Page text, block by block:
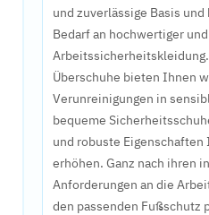
und zuverlässige Basis
Bedarf an hochwertiger
Überschuhe bieten Ihnen
Verunreinigungen in
bequeme
und robuste
erhöhen. Ganz nach ihren
Anforderungen an die
den passenden Fußschutz